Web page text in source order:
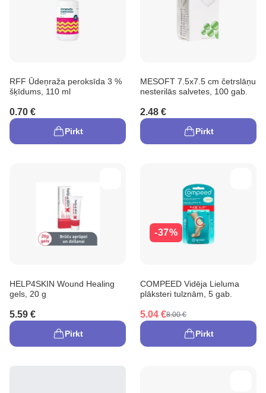
RFF Ūdeņraža peroksīda 3 %
šķīdums, 110 ml
0.70 €
Pirkt
MESOFT 7.5x7.5 cm četrslāņu
nesterilās salvetes, 100 gab.
2.48 €
Pirkt
HELP4SKIN Wound Healing
gels, 20 g
5.59 €
Pirkt
-37%
COMPEED Vidēja Lieluma
plāksteri tulznām, 5 gab.
5.04 €8.00 €
Pirkt